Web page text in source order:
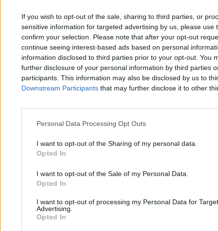
If you wish to opt-out of the sale, sharing to third parties, or
sensitive information for targeted advertising by us, please use
confirm your selection. Please note that after your opt-out
continue seeing interest-based ads based on personal
information disclosed to third parties prior to your opt-out. You
further disclosure of your personal information by third parties
participants. This information may also be disclosed by us to
Downstream Participants that may further disclose it to other
Personal Data Processing Opt Outs
I want to opt-out of the Sharing of my personal data.
Opted In
I want to opt-out of the Sale of my Personal Data.
Opted In
I want to opt-out of processing my Personal Data for
Advertising.
Opted In
Kolejny rajd Łukasza Mejzy. Poseł się tłumaczy:
Mało ciekawa historia
Filip Baczkura
14.04.2026